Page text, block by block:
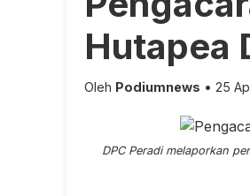
Hutapea
Oleh Podiumnews • 25
DPC Peradi melaporkan